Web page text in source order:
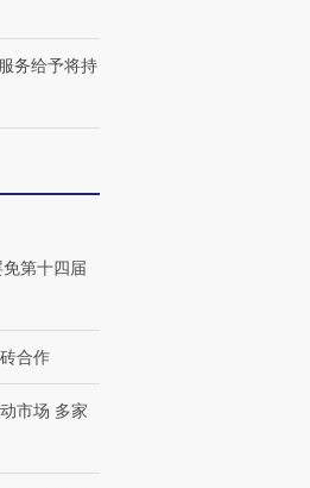
万
3种
度Z世代 用街头抗争将教
种
务给予将持
第十四届
合作
市场 多家